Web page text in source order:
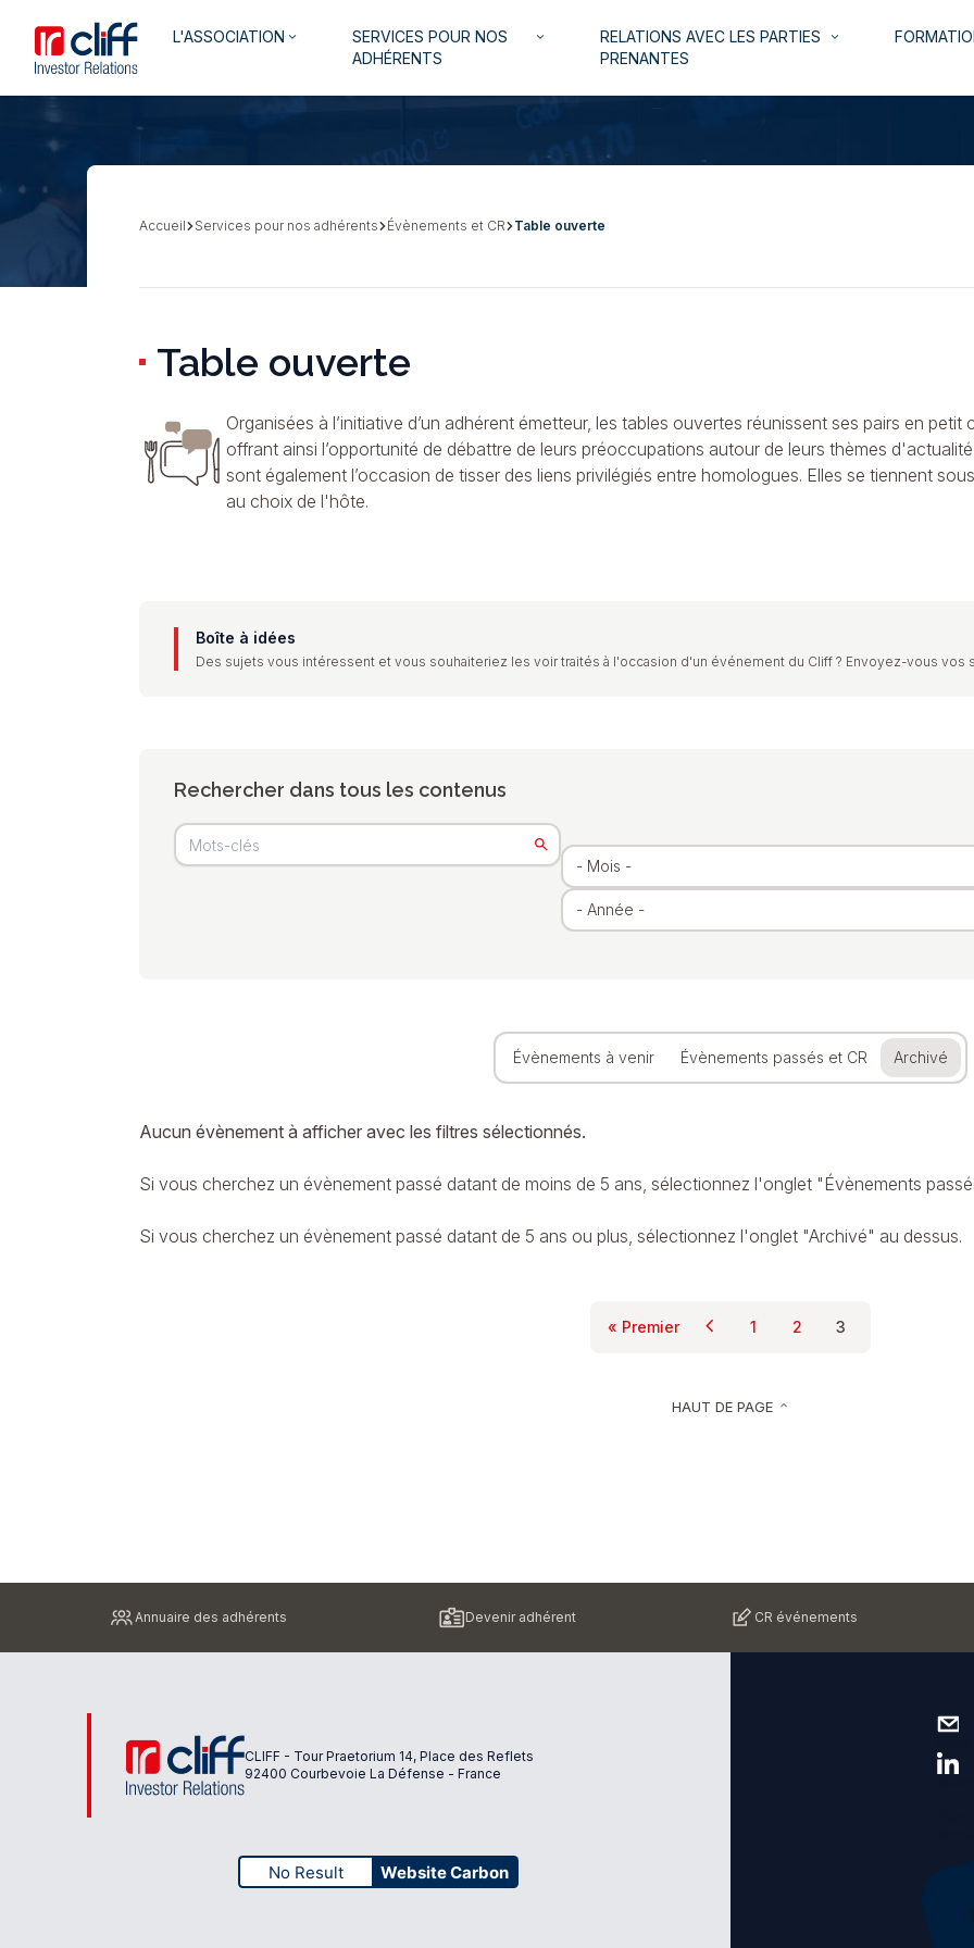
contenu
principal
Aller directement au contenu
Navigation
L'ASSOCIATION keyboard_arrow_down
SERVICES POUR NOS
ADHÉRENTS
keyboard_arrow_down
RELATIONS AVEC LES PARTIES
PRENANTES
keyboard_arrow_down
Fil
Accueil Services pour nos adhérents Évènements et CR Table ouverte
Table ouverte
Organisées à l’initiative d’un adhérent émetteur, les tables ouvertes réunissent ses pairs en
offrant ainsi l’opportunité de débattre de leurs préoccupations autour de leurs thèmes
sont également l’occasion de tisser des liens privilégiés entre homologues. Elles se tiennent
au choix de l'hôte.
Boîte à idées
Des sujets vous intéressent et vous souhaiteriez les voir traités à l'occasion d'un événement du Cliff ? Envoyez-vous vos
Rechercher dans tous les contenus
Évènements à venir Évènements passés et CR Archivé
Aucun évènement à afficher avec les filtres sélectionnés.
Si vous cherchez un évènement passé datant de moins de 5 ans, sélectionnez l'onglet "Évènements
Si vous cherchez un évènement passé datant de 5 ans ou plus, sélectionnez l'onglet "Archivé" au dessus.
Première page
« Premier Page précédente
chevron_left Page
1
Page
2
Page courante
3
HAUT DE PAGE keyboard_arrow_up
page
Annuaire des adhérents Devenir adhérent CR événements
CLIFF - Tour Praetorium 14, Place des Reflets
92400 Courbevoie La Défense - France
No Result Website Carbon